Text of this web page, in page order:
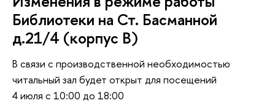
Библиотеки на Ст. Басманной
д.21/4 (корпус В)
В связи с производственной необходимостью
читальный зал будет открыт для посещений
4 июля с 10:00 до 18:00